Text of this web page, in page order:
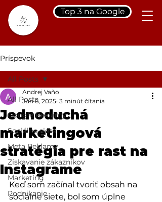
Top 3 na Google
Príspevok
All Posts
Google Reklamy
Sociálne siete
Meta Reklamy
Získavanie zákazníkov
Marketing
Podnikanie
All Posts
Jednoduchá
marketingová
stratégia pre rast na
Instagrame
Andrej Vaňo
Jun 6, 2025 3 minút čítania
Keď som začínal tvoriť obsah na
sociálne siete, bol som úplne